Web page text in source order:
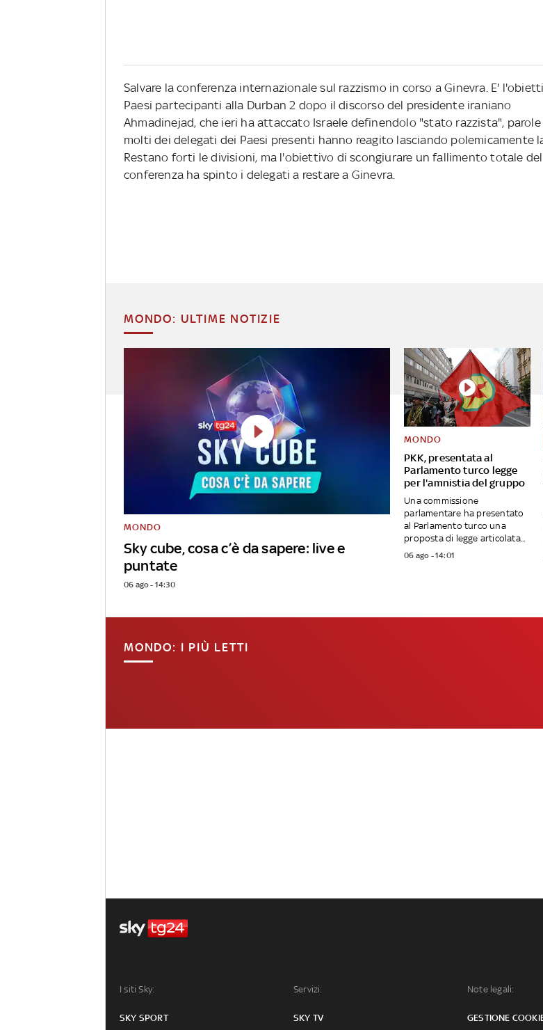
Salvare la conferenza internazionale sul razzismo in corso a Ginevra. E'
Paesi partecipanti alla Durban 2 dopo il discorso del presidente iraniano
Ahmadinejad, che ieri ha attaccato Israele definendolo "stato razzista", parole
molti dei delegati dei Paesi presenti hanno reagito lasciando polemicamente
Restano forti le divisioni, ma l'obiettivo di scongiurare un fallimento totale
conferenza ha spinto i delegati a restare a Ginevra.
MONDO: ULTIME NOTIZIE
Sky cube, cosa c’è da sapere: live e
puntate
MONDO
06 ago - 14:30
PKK, presentata al
Parlamento turco legge
per l'amnistia del gruppo
MONDO
Una commissione
parlamentare ha presentato
al Parlamento turco una
proposta di legge articolata...
06 ago - 14:01
MONDO: I PIÙ LETTI
I siti Sky:
SKY SPORT
Servizi:
SKY TV
Note legali:
GESTIONE